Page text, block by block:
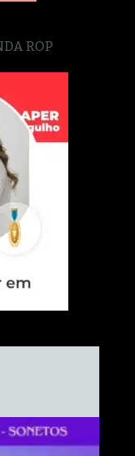
ROP